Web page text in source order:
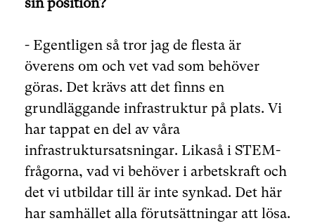
sin position?
- Egentligen så tror jag de flesta är
överens om och vet vad som behöver
göras. Det krävs att det finns en
grundläggande infrastruktur på plats. Vi
har tappat en del av våra
infrastruktursatsningar. Likaså i STEM-
frågorna, vad vi behöver i arbetskraft och
det vi utbildar till är inte synkad. Det här
har samhället alla förutsättningar att lösa.